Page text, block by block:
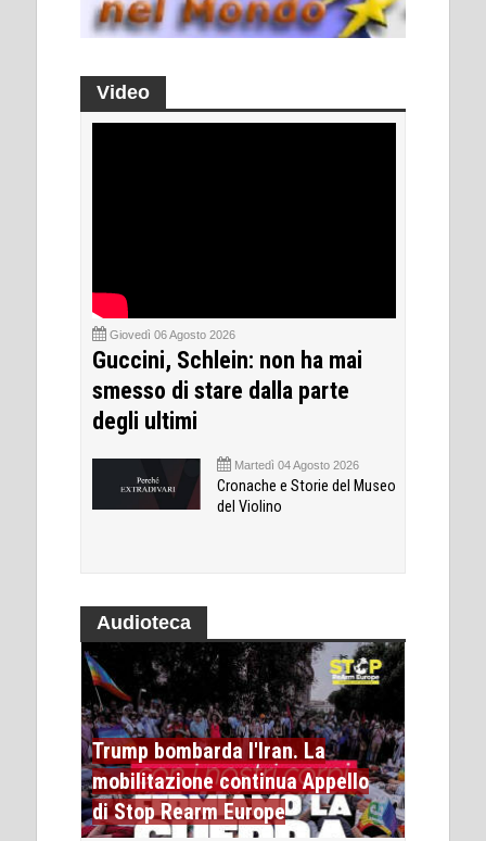
Video
Giovedì 06 Agosto 2026
Guccini, Schlein: non ha mai
smesso di stare dalla parte
degli ultimi
Martedì 04 Agosto 2026
Cronache e Storie del Museo
del Violino
Audioteca
Trump bombarda l'Iran. La
mobilitazione continua Appello
di Stop Rearm Europe